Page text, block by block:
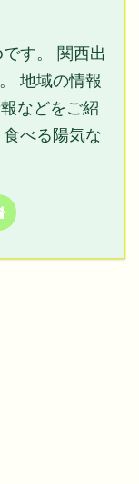
す。 関西出
地域の情報
などをご紹
べる陽気な